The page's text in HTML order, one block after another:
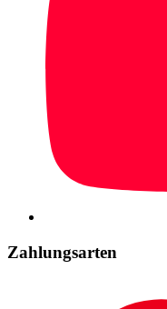
Zahlungsarten